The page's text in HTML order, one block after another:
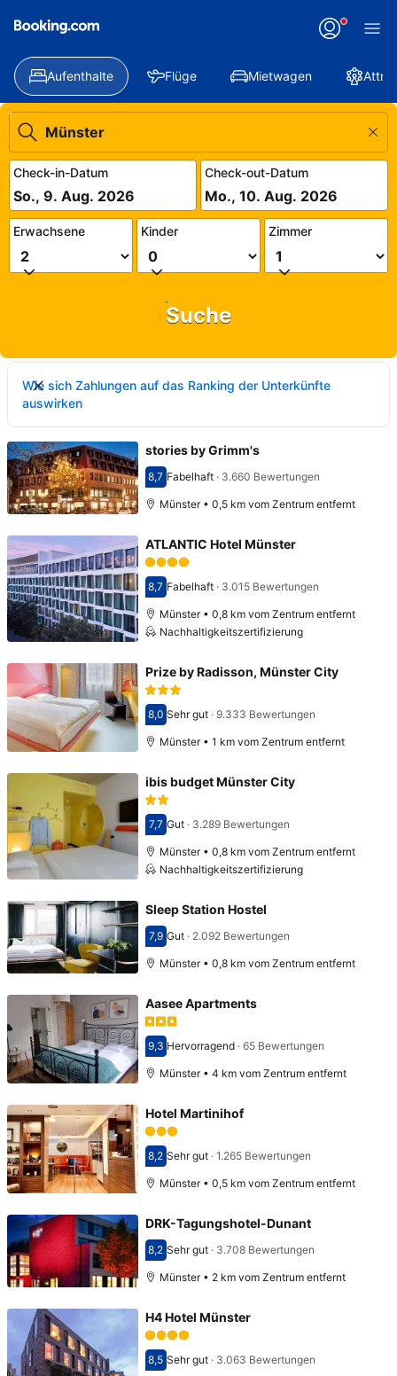
Aufenthalte Flüge Mietwagen
Check-in-Datum
So., 9. Aug. 2026
Check-out-Datum
Mo., 10. Aug. 2026
Erwachsene Kinder Zimmer
Suche
Wie sich Zahlungen auf das Ranking der Unterkünfte
auswirken
stories by Grimm's
Bewertet mit 8,7
8,7 Fabelhaft· 3.660 Bewertungen
Münster • 0,5 km vom Zentrum entfernt
ATLANTIC Hotel Münster
Bewertet mit 8,7
8,7 Fabelhaft· 3.015 Bewertungen
Münster • 0,8 km vom Zentrum entfernt
Nachhaltigkeitszertifizierung
Prize by Radisson, Münster City
Bewertet mit 8,0
8,0 Sehr gut· 9.333 Bewertungen
Münster • 1 km vom Zentrum entfernt
ibis budget Münster City
Bewertet mit 7,7
7,7 Gut· 3.289 Bewertungen
Münster • 0,8 km vom Zentrum entfernt
Nachhaltigkeitszertifizierung
Sleep Station Hostel
Bewertet mit 7,9
7,9 Gut· 2.092 Bewertungen
Münster • 0,8 km vom Zentrum entfernt
Aasee Apartments
Bewertet mit 9,3
9,3 Hervorragend· 65 Bewertungen
Münster • 4 km vom Zentrum entfernt
Hotel Martinihof
Bewertet mit 8,2
8,2 Sehr gut· 1.265 Bewertungen
Münster • 0,5 km vom Zentrum entfernt
DRK-Tagungshotel-Dunant
Bewertet mit 8,2
8,2 Sehr gut· 3.708 Bewertungen
Münster • 2 km vom Zentrum entfernt
H4 Hotel Münster
Bewertet mit 8,5
8,5 Sehr gut· 3.063 Bewertungen